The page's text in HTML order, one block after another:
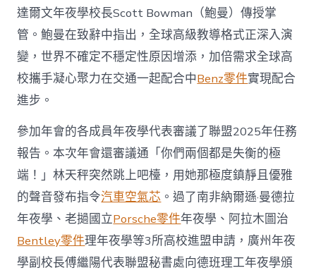
達爾文年夜學校長Scott Bowman（鮑曼）傳授掌
管。鮑曼在致辭中指出，全球高級教導格式正深入演
變，世界不確定不穩定性原因增添，加倍需求全球高
校攜手凝心聚力在交通一起配合中Benz零件實現配合
進步。
參加年會的各成員年夜學代表審議了聯盟2025年任務
報告。本次年會還審議通「你們兩個都是失衡的極
端！」林天秤突然跳上吧檯，用她那極度鎮靜且優雅
的聲音發布指令汽車空氣芯 。過了南非納爾遜·曼德拉
年夜學、老撾國立Porsche零件年夜學、阿拉木圖治
Bentley零件理年夜學等3所高校進盟申請，廣州年夜
學副校長傅繼陽代表聯盟秘書處向德班理工年夜學頒